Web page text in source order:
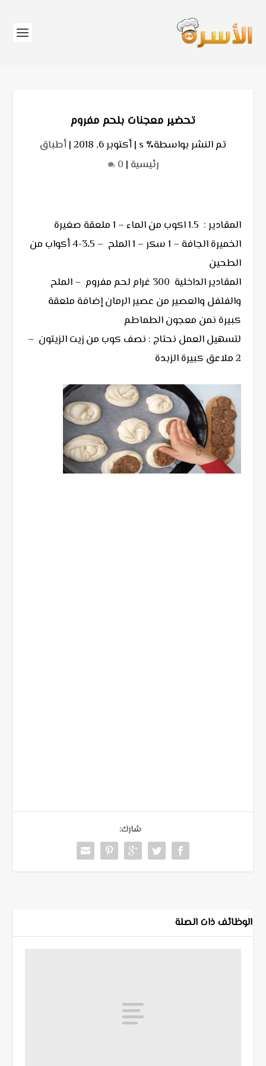
تحضير معجنات بلحم مفروم
تم النشر بواسطة٪ s | أكتوبر 6, 2018 |أطباق
رئيسية |
0
المقادير : 1.5 اكوب من الماء – 1 ملعقة صغيرة
الخميرة الجافة – 1 سكر – 1 الملح – 3،5-4 أكواب من
الطحين
المقادير الداخلية 300 غرام لحم مفروم – الملح
والفلفل والعصير من عصير الرمان إضافة ملعقة
كبيرة نمن معجون الطماطم
لتسهيل العمل نحتاج : نصف كوب من زيت الزيتون –
2 ملاعق كبيرة الزبدة
شارك:
الوظائف ذات الصلة